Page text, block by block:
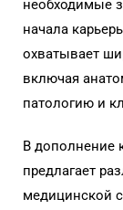
необходимые
начала
охватывает
включая
патологию и
В дополнение
предлагает
медицинской